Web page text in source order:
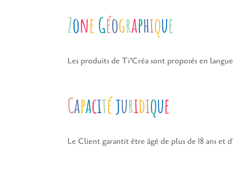
ZoneGéographique
Les produits de Ti’Créa sont proposés en
Capacitéjuridique
Le Client garantit être âgé de plus de 18 ans